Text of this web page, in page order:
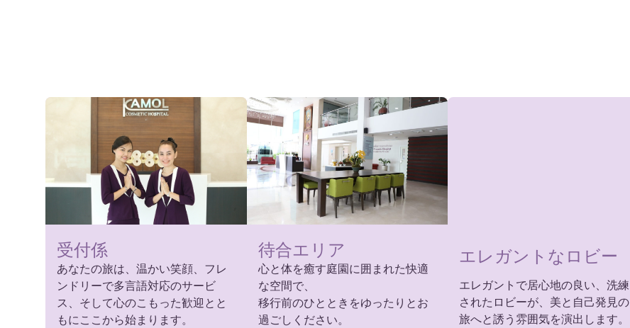
受付係
あなたの旅は、温かい笑顔、フレ
ンドリーで多言語対応のサービ
ス、そして心のこもった歓迎とと
もにここから始まります。
待合エリア
心と体を癒す庭園に囲まれた快適
な空間で、
移行前のひとときをゆったりとお
過ごしください。
エレガントなロビー
エレガントで居心地の良い、洗練
されたロビーが、美と自己発見の
旅へと誘う雰囲気を演出します。